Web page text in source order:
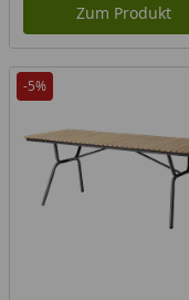
Zum Produkt
-5%